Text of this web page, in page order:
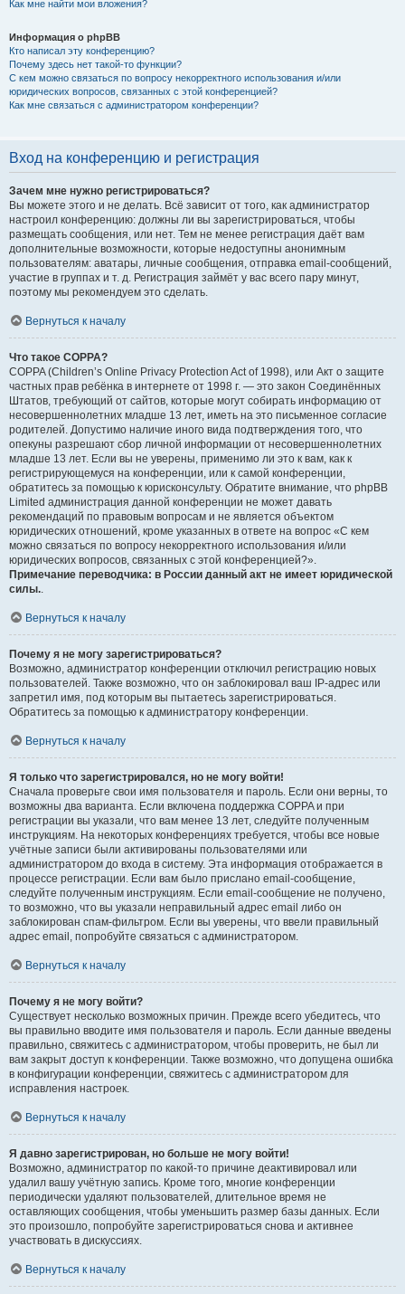
Как мне найти мои вложения?
Информация о phpBB
Кто написал эту конференцию?
Почему здесь нет такой-то функции?
С кем можно связаться по вопросу некорректного использования и/или
юридических вопросов, связанных с этой конференцией?
Как мне связаться с администратором конференции?
Вход на конференцию и регистрация
Зачем мне нужно регистрироваться?
Вы можете этого и не делать. Всё зависит от того, как администратор
настроил конференцию: должны ли вы зарегистрироваться, чтобы
размещать сообщения, или нет. Тем не менее регистрация даёт вам
дополнительные возможности, которые недоступны анонимным
пользователям: аватары, личные сообщения, отправка email-сообщений,
участие в группах и т. д. Регистрация займёт у вас всего пару минут,
поэтому мы рекомендуем это сделать.
Вернуться к началу
Что такое COPPA?
COPPA (Children’s Online Privacy Protection Act of 1998), или Акт о защите
частных прав ребёнка в интернете от 1998 г. — это закон Соединённых
Штатов, требующий от сайтов, которые могут собирать информацию от
несовершеннолетних младше 13 лет, иметь на это письменное согласие
родителей. Допустимо наличие иного вида подтверждения того, что
опекуны разрешают сбор личной информации от несовершеннолетних
младше 13 лет. Если вы не уверены, применимо ли это к вам, как к
регистрирующемуся на конференции, или к самой конференции,
обратитесь за помощью к юрисконсульту. Обратите внимание, что phpBB
Limited администрация данной конференции не может давать
рекомендаций по правовым вопросам и не является объектом
юридических отношений, кроме указанных в ответе на вопрос «С кем
можно связаться по вопросу некорректного использования и/или
юридических вопросов, связанных с этой конференцией?».
Примечание переводчика: в России данный акт не имеет юридической
силы..
Вернуться к началу
Почему я не могу зарегистрироваться?
Возможно, администратор конференции отключил регистрацию новых
пользователей. Также возможно, что он заблокировал ваш IP-адрес или
запретил имя, под которым вы пытаетесь зарегистрироваться.
Обратитесь за помощью к администратору конференции.
Вернуться к началу
Я только что зарегистрировался, но не могу войти!
Сначала проверьте свои имя пользователя и пароль. Если они верны, то
возможны два варианта. Если включена поддержка COPPA и при
регистрации вы указали, что вам менее 13 лет, следуйте полученным
инструкциям. На некоторых конференциях требуется, чтобы все новые
учётные записи были активированы пользователями или
администратором до входа в систему. Эта информация отображается в
процессе регистрации. Если вам было прислано email-сообщение,
следуйте полученным инструкциям. Если email-сообщение не получено,
то возможно, что вы указали неправильный адрес email либо он
заблокирован спам-фильтром. Если вы уверены, что ввели правильный
адрес email, попробуйте связаться с администратором.
Вернуться к началу
Почему я не могу войти?
Существует несколько возможных причин. Прежде всего убедитесь, что
вы правильно вводите имя пользователя и пароль. Если данные введены
правильно, свяжитесь с администратором, чтобы проверить, не был ли
вам закрыт доступ к конференции. Также возможно, что допущена ошибка
в конфигурации конференции, свяжитесь с администратором для
исправления настроек.
Вернуться к началу
Я давно зарегистрирован, но больше не могу войти!
Возможно, администратор по какой-то причине деактивировал или
удалил вашу учётную запись. Кроме того, многие конференции
периодически удаляют пользователей, длительное время не
оставляющих сообщения, чтобы уменьшить размер базы данных. Если
это произошло, попробуйте зарегистрироваться снова и активнее
участвовать в дискуссиях.
Вернуться к началу